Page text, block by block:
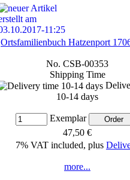
Ortsfamilienbuch Hatzenport
No. CSB-00353
Shipping Time
10-14 days
Exemplar
47,50 €
7% VAT included, plus
more...